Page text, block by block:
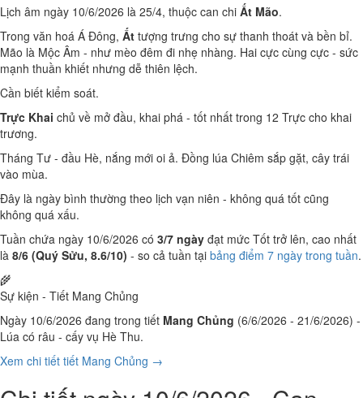
Lịch âm ngày 10/6/2026 là 25/4, thuộc can chi Ất Mão.
Trong văn hoá Á Đông, Ất tượng trưng cho sự thanh thoát và bền bỉ.
Mão là Mộc Âm - như mèo đêm đi nhẹ nhàng. Hai cực cùng cực - sức
mạnh thuần khiết nhưng dễ thiên lệch.
Cần biết kiểm soát.
Trực Khai chủ về mở đầu, khai phá - tốt nhất trong 12 Trực cho khai
trương.
Tháng Tư - đầu Hè, nắng mới oi ả. Đồng lúa Chiêm sắp gặt, cây trái
vào mùa.
Đây là ngày bình thường theo lịch vạn niên - không quá tốt cũng
không quá xấu.
Tuần chứa ngày 10/6/2026 có 3/7 ngày đạt mức Tốt trở lên, cao nhất
là 8/6 (Quý Sửu, 8.6/10) - so cả tuần tại bảng điểm 7 ngày trong tuần.
🌾
Sự kiện - Tiết Mang Chủng
Ngày 10/6/2026 đang trong tiết Mang Chủng (6/6/2026 - 21/6/2026) -
Lúa có râu - cấy vụ Hè Thu.
Xem chi tiết tiết Mang Chủng →